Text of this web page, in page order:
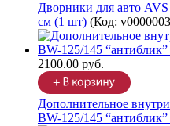
Дворники для авто
см (1 шт) (Код:
2100.00 руб.
Дополнительное
BW-125/145